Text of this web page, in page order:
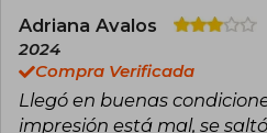
Adriana Avalos
2024
Compra Verificada
Llegó en buenas
impresión está mal, se